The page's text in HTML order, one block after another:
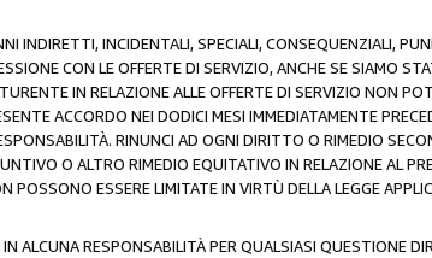
INDIRETTI, INCIDENTALI, SPECIALI, CONSEQUENZIALI,
CON LE OFFERTE DI SERVIZIO, ANCHE SE SIAMO
IN RELAZIONE ALLE OFFERTE DI SERVIZIO NON
ACCORDO NEI DODICI MESI IMMEDIATAMENTE
RINUNCI AD OGNI DIRITTO O RIMEDIO
O ALTRO RIMEDIO EQUITATIVO IN RELAZIONE AL
ESSERE LIMITATE IN VIRTÙ DELLA LEGGE
ALCUNA RESPONSABILITÀ PER QUALSIASI QUESTIONE